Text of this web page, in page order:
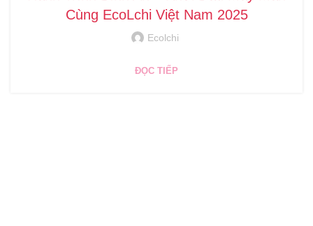
Cùng EcoLchi Việt Nam 2025
Ecolchi
ĐỌC TIẾP